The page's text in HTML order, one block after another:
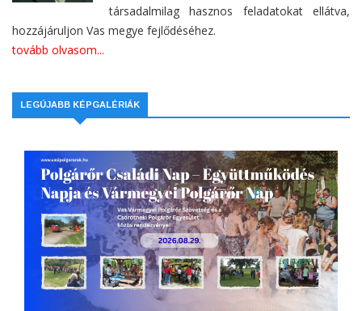
társadalmilag hasznos feladatokat ellátva,
hozzájáruljon Vas megye fejlődéséhez.
tovább olvasom...
LEGÚJABB KÉPGALÉRIÁK